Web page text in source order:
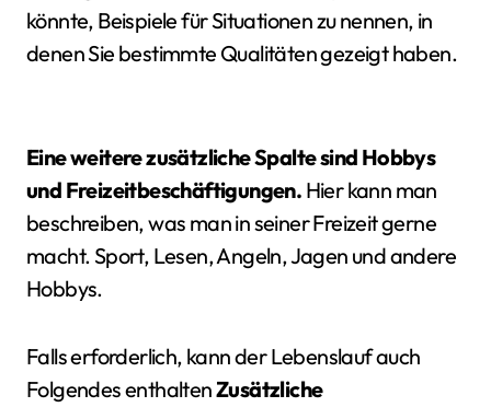
könnte, Beispiele für Situationen zu nennen, in
denen Sie bestimmte Qualitäten gezeigt haben.
Eine weitere zusätzliche Spalte sind Hobbys
und Freizeitbeschäftigungen. Hier kann man
beschreiben, was man in seiner Freizeit gerne
macht. Sport, Lesen, Angeln, Jagen und andere
Hobbys.
Falls erforderlich, kann der Lebenslauf auch
Folgendes enthaltenZusätzliche